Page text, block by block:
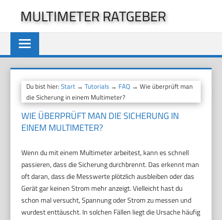
springen
MULTIMETER RATGEBER
Du bist hier:Start →Tutorials → FAQ → Wie überprüft man
die Sicherung in einem Multimeter?
WIE ÜBERPRÜFT MAN DIE SICHERUNG IN
EINEM MULTIMETER?
Wenn du mit einem Multimeter arbeitest, kann es schnell
passieren, dass die Sicherung durchbrennt. Das erkennt man
oft daran, dass die Messwerte plötzlich ausbleiben oder das
Gerät gar keinen Strom mehr anzeigt. Vielleicht hast du
schon mal versucht, Spannung oder Strom zu messen und
wurdest enttäuscht. In solchen Fällen liegt die Ursache häufig